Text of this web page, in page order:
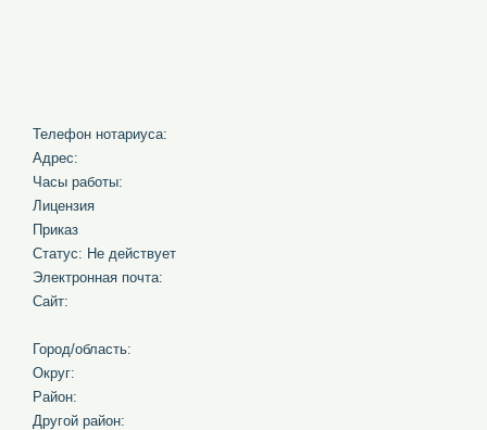
Телефон нотариуса:
Адрес:
Часы работы:
Лицензия
Приказ
Статус: Не действует
Электронная почта:
Сайт:
Город/область:
Округ:
Район:
Другой район: